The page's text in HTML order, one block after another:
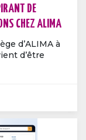
DE
CHEZ ALIMA
d’ALIMA à
d’être